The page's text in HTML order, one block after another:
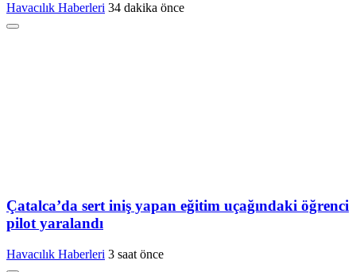
Havacılık Haberleri 34 dakika önce
Çatalca’da sert iniş yapan eğitim uçağındaki öğrenci
pilot yaralandı
Havacılık Haberleri 3 saat önce